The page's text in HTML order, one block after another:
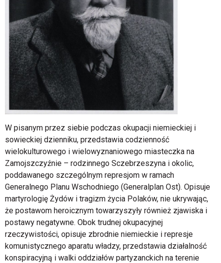
W pisanym przez siebie podczas okupacji niemieckiej i
sowieckiej dzienniku, przedstawia codzienność
wielokulturowego i wielowyznaniowego miasteczka na
Zamojszczyźnie – rodzinnego Sczebrzeszyna i okolic,
poddawanego szczególnym represjom w ramach
Generalnego Planu Wschodniego (Generalplan Ost). Opisuje
martyrologię Żydów i tragizm życia Polaków, nie ukrywając,
że postawom heroicznym towarzyszyły również zjawiska i
postawy negatywne. Obok trudnej okupacyjnej
rzeczywistości, opisuje zbrodnie niemieckie i represje
komunistycznego aparatu władzy, przedstawia działalność
konspiracyjną i walki oddziałów partyzanckich na terenie